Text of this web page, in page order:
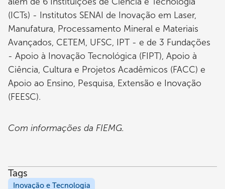
(ICTs) - Institutos SENAI de Inovação em Laser,
Manufatura, Processamento Mineral e Materiais
Avançados, CETEM, UFSC, IPT - e de 3 Fundações
- Apoio à Inovação Tecnológica (FIPT), Apoio à
Ciência, Cultura e Projetos Acadêmicos (FACC) e
Apoio ao Ensino, Pesquisa, Extensão e Inovação
(FEESC).
Com informações da FIEMG.
Tags
Inovação e Tecnologia